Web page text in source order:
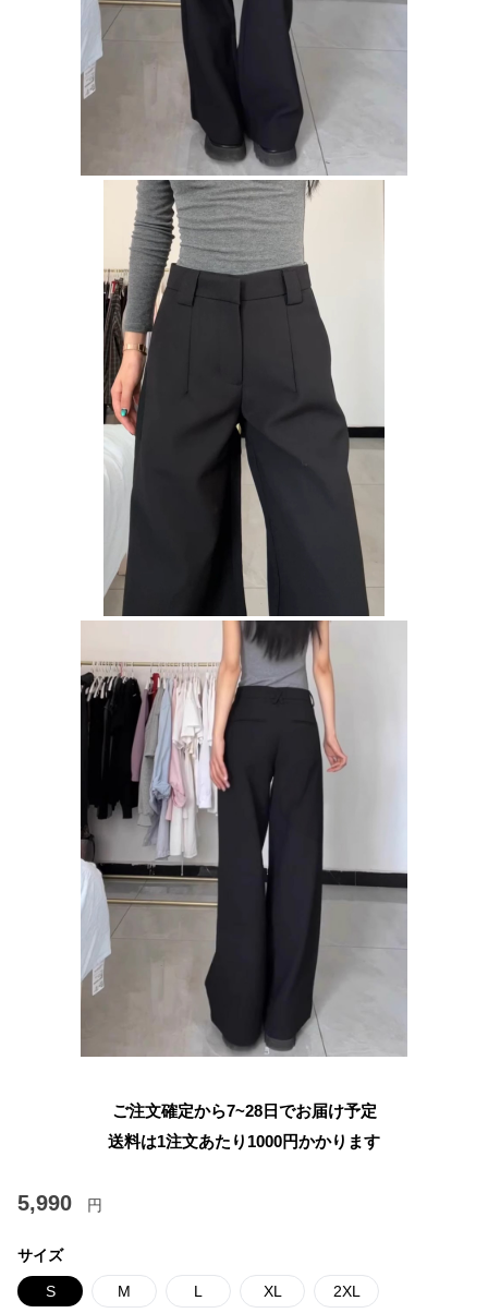
ご注文確定から7~28日でお届け予定
送料は1注文あたり 1000円かかります
5,990 円
サイズ
S M L XL 2XL